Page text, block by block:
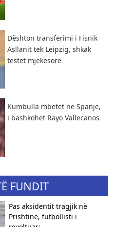
Dështon transferimi i Fisnik
Asllanit tek Leipzig, shkak
testet mjekësore
Kumbulla mbetet në Spanjë,
i bashkohet Rayo Vallecanos
FUNDIT
Pas aksidentit tragjik në
Prishtinë, futbollisti i